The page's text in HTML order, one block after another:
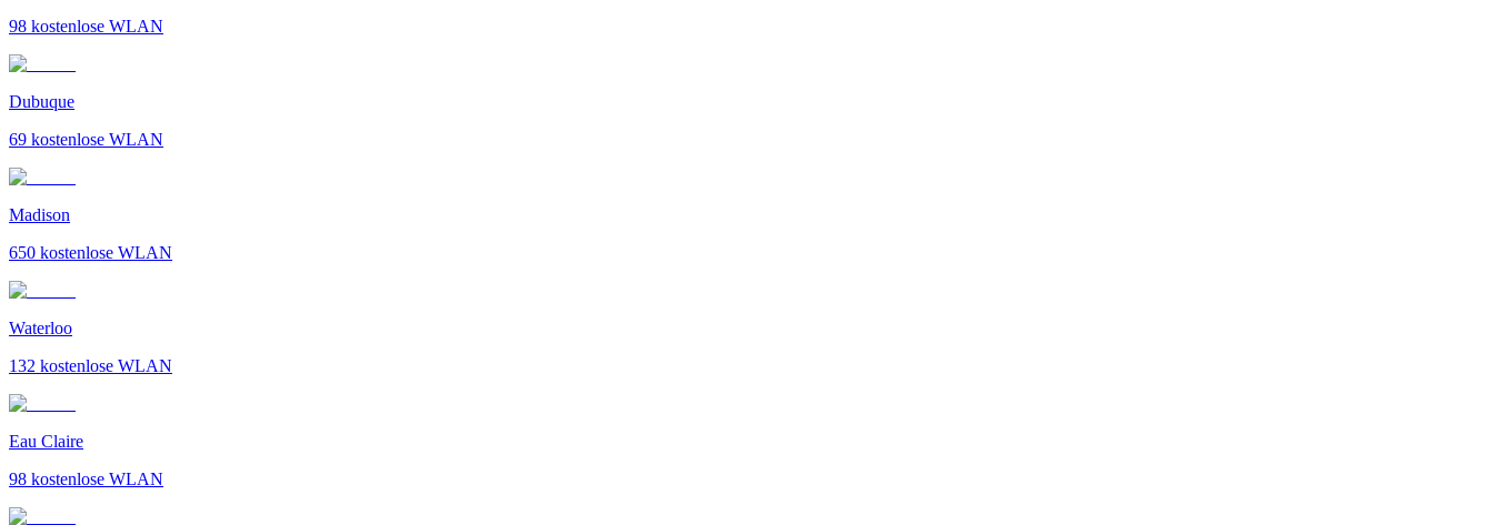
98 kostenlose WLAN
Dubuque
69 kostenlose WLAN
Madison
650 kostenlose WLAN
Waterloo
132 kostenlose WLAN
Eau Claire
98 kostenlose WLAN